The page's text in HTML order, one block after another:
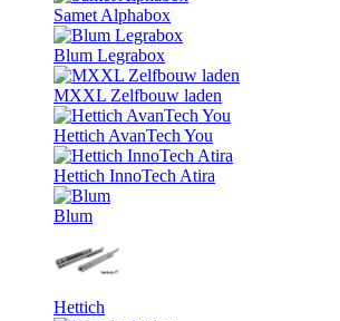
Samet Alphabox
Blum Legrabox
MXXL Zelfbouw laden
Hettich AvanTech You
Hettich InnoTech Atira
Blum
Hettich